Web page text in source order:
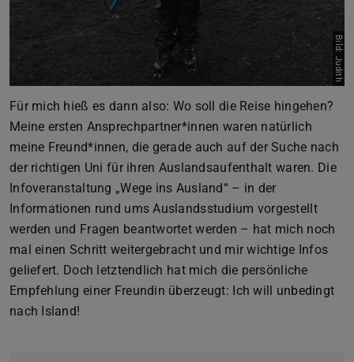
Bild: Judith
Für mich hieß es dann also: Wo soll die Reise hingehen?
Meine ersten Ansprechpartner*innen waren natürlich
meine Freund*innen, die gerade auch auf der Suche nach
der richtigen Uni für ihren Auslandsaufenthalt waren. Die
Infoveranstaltung „Wege ins Ausland“ – in der
Informationen rund ums Auslandsstudium vorgestellt
werden und Fragen beantwortet werden – hat mich noch
mal einen Schritt weitergebracht und mir wichtige Infos
geliefert. Doch letztendlich hat mich die persönliche
Empfehlung einer Freundin überzeugt: Ich will unbedingt
nach Island!